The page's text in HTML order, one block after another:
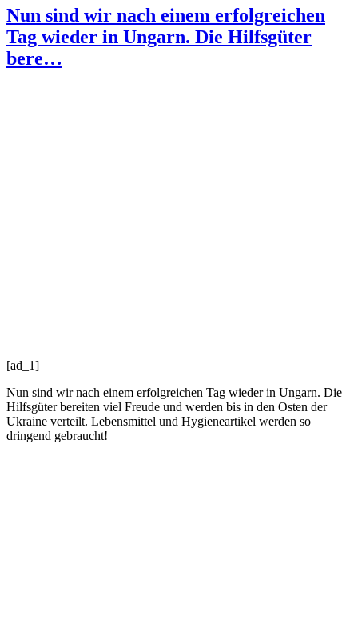
Nun sind wir nach einem erfolgreichen
Tag wieder in Ungarn. Die Hilfsgüter
bere…
[ad_1]
Nun sind wir nach einem erfolgreichen Tag wieder in Ungarn. Die
Hilfsgüter bereiten viel Freude und werden bis in den Osten der
Ukraine verteilt. Lebensmittel und Hygieneartikel werden so
dringend gebraucht!